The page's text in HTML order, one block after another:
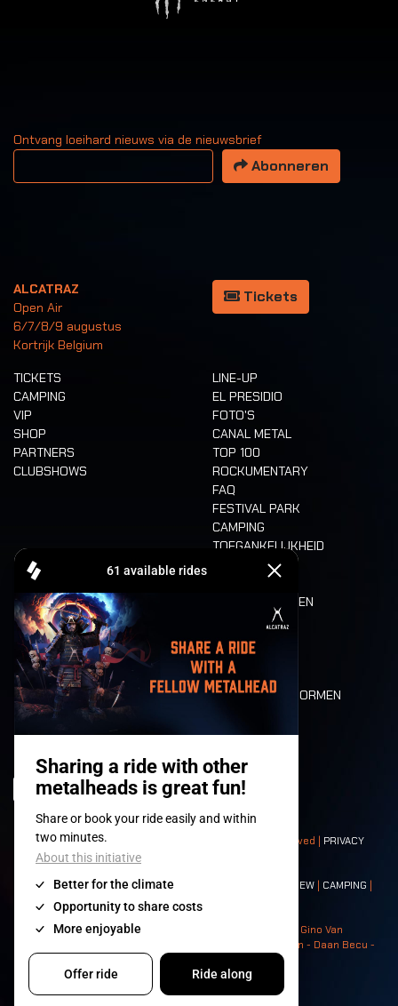
Ontvang loeihard nieuws via de nieuwsbrief
Uw email adres
Abonneren
ALCATRAZ
Open Air
6/7/8/9 augustus
Kortrijk Belgium
Tickets
TICKETS
CAMPING
VIP
SHOP
PARTNERS
CLUBSHOWS
LINE-UP
EL PRESIDIO
FOTO'S
CANAL METAL
TOP 100
ROCKUMENTARY
FAQ
FESTIVAL PARK
CAMPING
TOEGANKELIJKHEID
CASHLESS
ETEN EN DRINKEN
MOBILITEIT
LONE WOLVES
PLATTEGROND
DEATH RIDE
WAARDEN EN NORMEN
HISTORIEK
© 2008-2026- Apache Productions VZW – All rights reserved | PRIVACY
POLICY|ALGEMENE VOORWAARDEN
Contact:GENERAL| PARTNERSHIPS CREW | CAMPING |
NEIGHBOURS
Photos: Ann Kermans - Hans Van Hoof - Eliaz Bruggeman - Gino Van
Lancker - Tim Tronckoe - Elsie Roymans - Stijn Verbruggen - Daan Becu -
Claus Christa - Devid Camerlynck